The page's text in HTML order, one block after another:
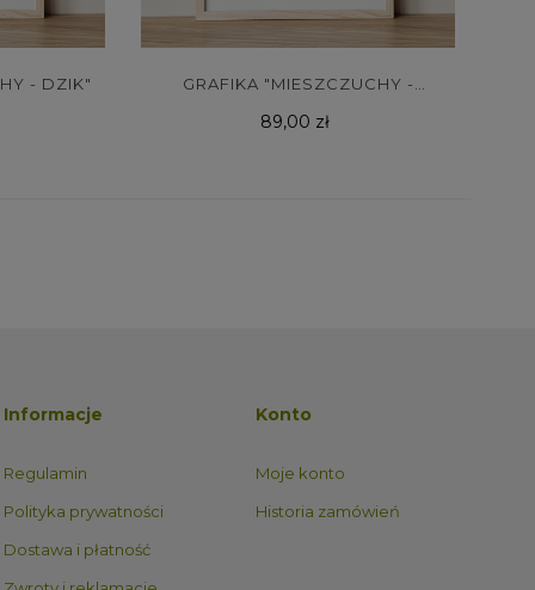
- DZIK"
GRAFIKA "MIESZCZUCHY -
ŻABA"
Cena
89,00 zł
Informacje
Regulamin
Polityka prywatności
Dostawa i płatność
Konto
Moje konto
Historia zamówień